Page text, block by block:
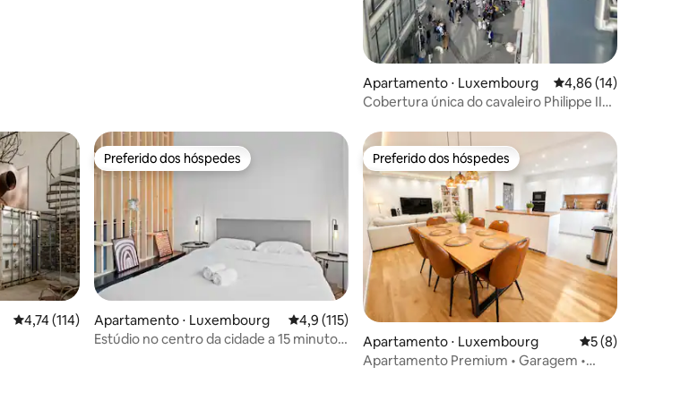
Apartamento ⋅ Luxembourg 4,86 de uma
4,86 (14)
Cobertura única do cavaleiro Philippe II
4,74 de uma avaliação média de 5, 114 avaliações
4,74 (114)
Preferido dos hóspedes
Preferido dos hóspedes
Apartamento ⋅ Luxembourg 4,9 de uma avaliação média de 5, 115 avaliações
4,9 (115)
Estúdio no centro da cidade a 15 minutos
Preferido dos hóspedes
Preferido dos hóspedes
Apartamento ⋅ Luxembourg 5 de uma
5 (8)
Apartamento Premium • Garagem •